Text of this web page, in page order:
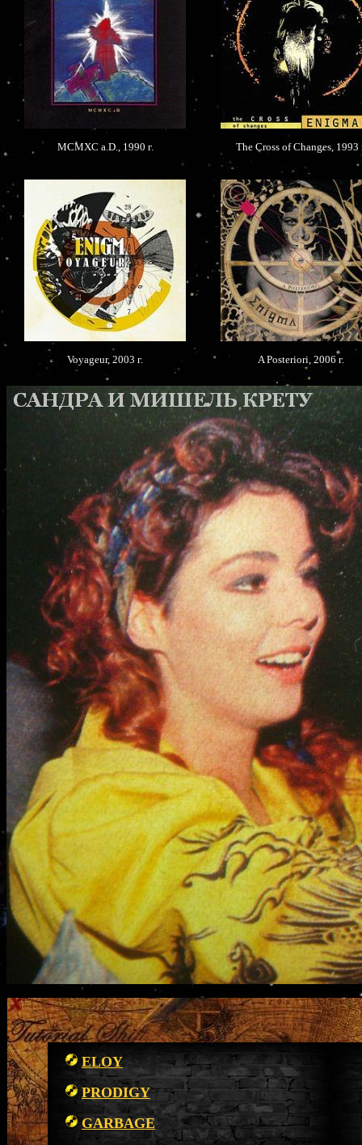
MCMXC a.D., 1990 г. The Cross of Changes, 1993
Voyageur, 2003 г. A Posteriori, 2006 г.
ELOY
PRODIGY
GARBAGE